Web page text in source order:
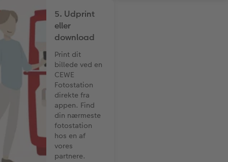
5. Udprint
eller
download
Print dit
billede ved en
CEWE
Fotostation
direkte fra
appen. Find
din nærmeste
fotostation
hos en af
vores
partnere.